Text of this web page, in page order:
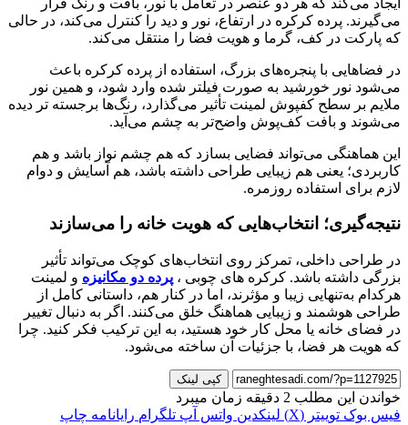
ایجاد می‌کند که هر دو عنصر در تعامل با نور، بافت و رنگ قرار
می‌گیرند. پرده کرکره در ارتفاع، نور و دید را کنترل می‌کند، در حالی
که پارکت در کف، گرما و هویت فضا را منتقل می‌کند.
در فضاهایی با پنجره‌های بزرگ، استفاده از پرده کرکره باعث
می‌شود نور خورشید به صورت فیلتر شده وارد شود، و همین نور
ملایم بر سطح کفپوش لمینت تأثیر می‌گذارد، رنگ‌ها برجسته تر دیده
می‌شوند و بافت کف‌پوش واضح‌تر به چشم می‌آید.
این هماهنگی می‌تواند فضایی بسازد که هم چشم نواز باشد و هم
کاربردی؛ یعنی هم زیبایی طراحی داشته باشد، هم آسایش و دوام
لازم برای استفاده روزمره.
نتیجه‌گیری؛ انتخاب‌هایی که هویت خانه را می‌سازند
در طراحی داخلی، تمرکز روی انتخاب‌های کوچک می‌تواند تأثیر
بزرگی داشته باشد. کرکره های چوبی ، پرده دو مکانیزه و لمینت
هرکدام به‌تنهایی زیبا و مؤثرند، اما در کنار هم، داستانی کامل از
طراحی هوشمند و زیبایی هماهنگ خلق می‌کنند. اگر به دنبال تغییر
در فضای خانه یا محل کار خود هستید، به این ترکیب فکر کنید. چرا
که هویت هر فضا، با جزئیات آن ساخته می‌شود.
کپی لینک
خواندن این مطلب 2 دقیقه زمان میبرد
فیس بوک توییتر (X) لینکدین واتس آپ تلگرام رایانامه چاپ